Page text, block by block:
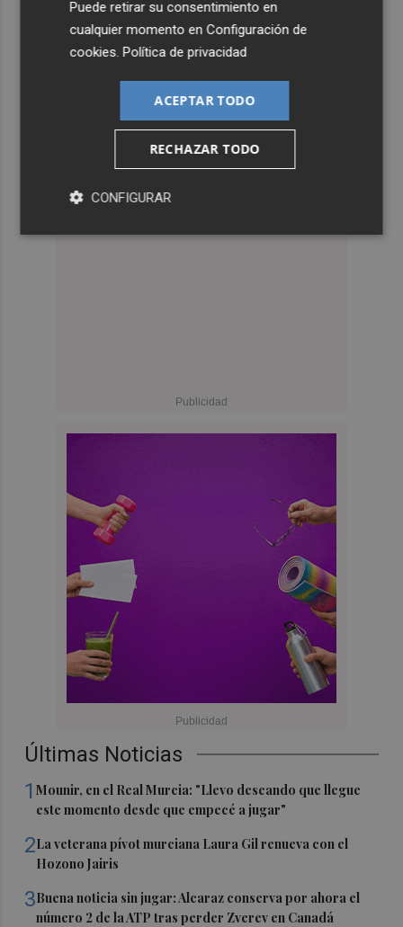
Últimas Noticias
1Mounir, en el Real Murcia: "Llevo deseando que llegue
este momento desde que empecé a jugar"
2La veterana pívot murciana Laura Gil renueva con el
Hozono Jairis
3Buena noticia sin jugar: Alcaraz conserva por ahora el
número 2 de la ATP tras perder Zverev en Canadá
Puede retirar su consentimiento en
cualquier momento enConfiguración de
cookies .Política de privacidad
ACEPTAR TODO
RECHAZAR TODO
CONFIGURAR